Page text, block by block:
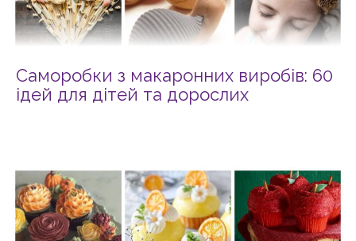
Саморобки з макаронних виробів: 60
ідей для дітей та дорослих